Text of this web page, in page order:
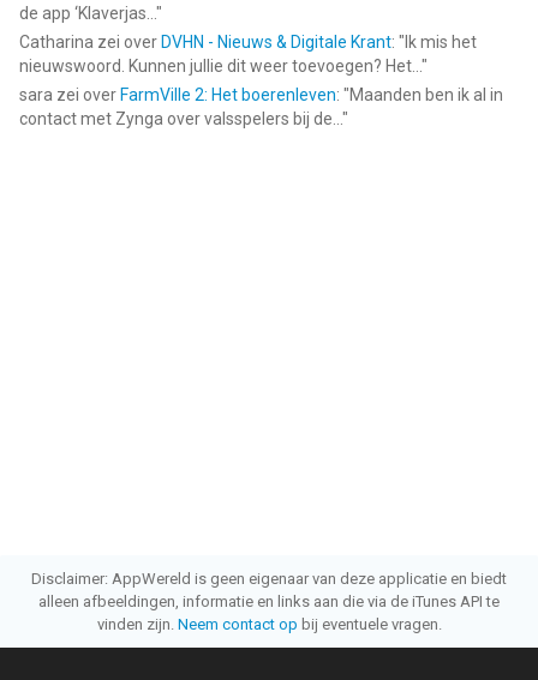
de app ‘Klaverjas... "
Catharina zei over DVHN - Nieuws & Digitale Krant: " Ik mis het
nieuwswoord. Kunnen jullie dit weer toevoegen? Het... "
sara zei over FarmVille 2: Het boerenleven: "Maanden ben ik al in
contact met Zynga over valsspelers bij de... "
Disclaimer: AppWereld is geen eigenaar van deze applicatie en biedt
alleen afbeeldingen, informatie en links aan die via de iTunes API te
vinden zijn. Neem contact op bij eventuele vragen.